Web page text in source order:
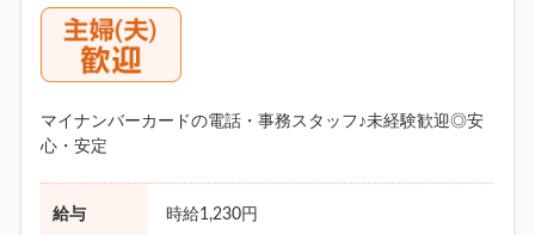
マイナンバーカードの電話・事務スタッフ♪未経験歓迎◎安
心・安定
給与 時給1,230円